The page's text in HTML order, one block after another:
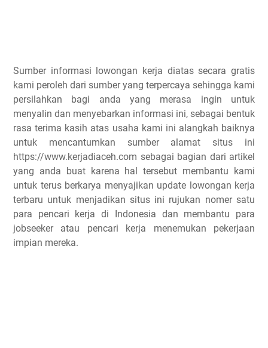
Sumber informasi lowongan kerja diatas secara gratis
kami peroleh dari sumber yang terpercaya sehingga kami
persilahkan bagi anda yang merasa ingin untuk
menyalin dan menyebarkan informasi ini, sebagai bentuk
rasa terima kasih atas usaha kami ini alangkah baiknya
untuk mencantumkan sumber alamat situs ini
https://www.kerjadiaceh.com sebagai bagian dari artikel
yang anda buat karena hal tersebut membantu kami
untuk terus berkarya menyajikan update lowongan kerja
terbaru untuk menjadikan situs ini rujukan nomer satu
para pencari kerja di Indonesia dan membantu para
jobseeker atau pencari kerja menemukan pekerjaan
impian mereka.